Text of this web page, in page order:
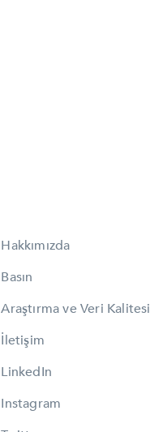
Hakkımızda
Basın
Araştırma ve Veri Kalitesi
İletişim
LinkedIn
Instagram